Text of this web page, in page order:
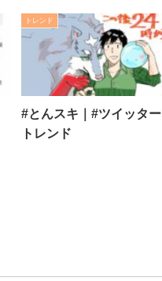
トレンド
#とんスキ｜#ツイッター
トレンド